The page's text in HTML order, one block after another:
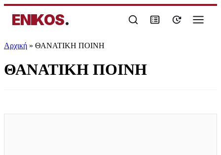
ENIKOS.
Αρχική » ΘΑΝΑΤΙΚΗ ΠΟΙΝΗ
ΘΑΝΑΤΙΚΗ ΠΟΙΝΗ